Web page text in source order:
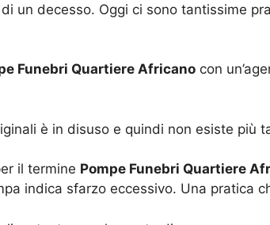
un decesso. Oggi ci sono tantissime
Funebri Quartiere Africano con
è in disuso e quindi non esiste più
il termine Pompe Funebri Quartiere
indica sfarzo eccessivo. Una pratica